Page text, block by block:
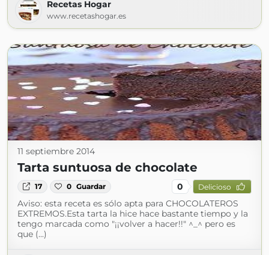
Recetas Hogar
www.recetashogar.es
11 septiembre 2014
Tarta suntuosa de chocolate
17 0 Guardar 0 Delicioso
Aviso: esta receta es sólo apta para CHOCOLATEROS
EXTREMOS.Esta tarta la hice hace bastante tiempo y la
tengo marcada como "¡¡volver a hacer!!" ^_^ pero es
que (...)